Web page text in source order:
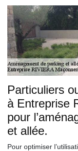
Particuliers
à Entreprise
pour
et allée.
Pour optimiser